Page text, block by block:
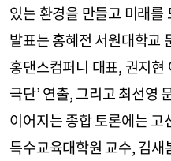
있는 환경을 만들고 미래
발표는 홍혜전 서원대학교
홍댄스컴퍼니 대표, 권지
극단’ 연출, 그리고 최선영
이어지는 종합 토론에는 고
특수교육대학원 교수, 김